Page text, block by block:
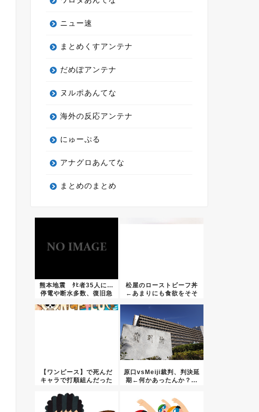
ニュー速
まとめくすアンテナ
だめぽアンテナ
ヌルポあんてな
海外の反応アンテナ
にゅーぷる
アナグロあんてな
まとめのまとめ
熊本地震 ﾀﾋ者35人に…
停電や断水多数、復旧急
松屋のローストビーフ丼
←あまりにも食欲をそそ
【ワンピース】で死んだ
キャラで打順組んだった
原口vsMeiji裁判、判決延
期←何かあったんか？...